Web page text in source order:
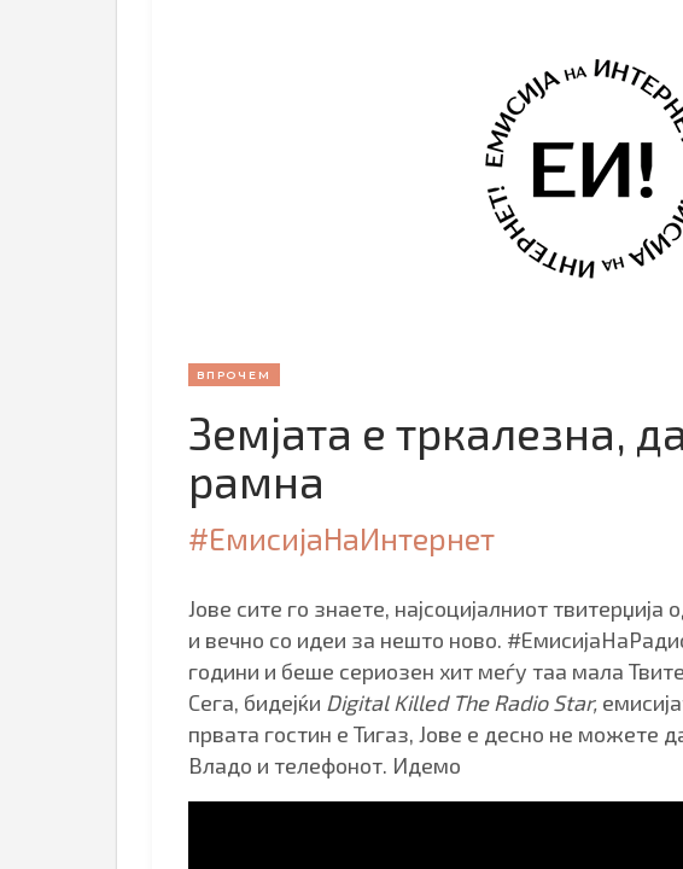
ВПРОЧЕМ
Земјата е тркалезна,
рамна
#ЕмисијаНаИнтернет
Јове сите го знаете, најсоцијалниот
и вечно со идеи за нешто ново.
години и беше сериозен хит меѓу таа мала
Сега, бидејќи Digital Killed The Radio Star,
првата гостин е Тигаз, Јове е десно не можете
Владо и телефонот. Идемо